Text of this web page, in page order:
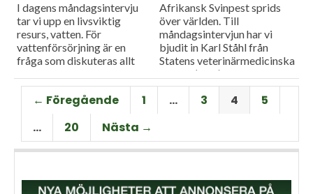
I dagens måndagsintervju
tar vi upp en livsviktig
resurs, vatten. För
vattenförsörjning är en
fråga som diskuteras allt
lantbruket. Vi bjöd in Malin
Magnusson från Sweco för
att höra mer om utmaningar
och möjligheter på området.
Afrikansk Svinpest sprids
över världen. Till
måndagsintervjun har vi
bjudit in Karl Ståhl från
Statens veterinärmedicinska
anstalt (SVA) för att prata
om riskerna för spridning till
Sverige, och vilka
förebyggande åtgärder som
← Föregående 1 … 3 4
5
…
20 Nästa →